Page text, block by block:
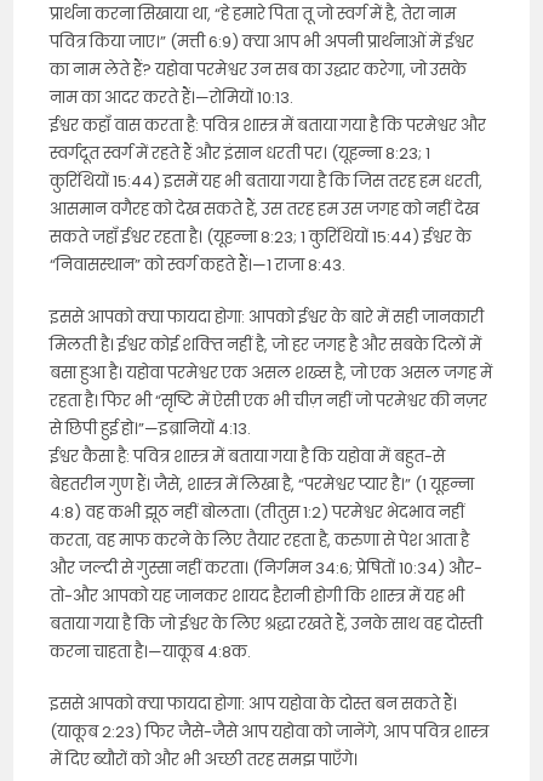
प्रार्थना करना सिखाया था, “हे हमारे पिता तू जो स्वर्ग में है, तेरा नाम
पवित्र किया जाए।” (मत्ती 6:9) क्या आप भी अपनी प्रार्थनाओं में ईश्वर
का नाम लेते हैं? यहोवा परमेश्वर उन सब का उद्धार करेगा, जो उसके
नाम का आदर करते हैं।—रोमियों 10:13.
ईश्वर कहाँ वास करता है: पवित्र शास्त्र में बताया गया है कि परमेश्वर और
स्वर्गदूत स्वर्ग में रहते हैं और इंसान धरती पर। (यूहन्ना 8:23; 1
कुरिंथियों 15:44) इसमें यह भी बताया गया है कि जिस तरह हम धरती,
आसमान वगैरह को देख सकते हैं, उस तरह हम उस जगह को नहीं देख
सकते जहाँ ईश्वर रहता है। (यूहन्ना 8:23; 1 कुरिंथियों 15:44) ईश्वर के
“निवासस्थान” को स्वर्ग कहते हैं।—1 राजा 8:43.
इससे आपको क्या फायदा होगा: आपको ईश्वर के बारे में सही जानकारी
मिलती है। ईश्वर कोई शक्‍ति नहीं है, जो हर जगह है और सबके दिलों में
बसा हुआ है। यहोवा परमेश्वर एक असल शख्स है, जो एक असल जगह में
रहता है। फिर भी “सृष्टि में ऐसी एक भी चीज़ नहीं जो परमेश्वर की नज़र
से छिपी हुई हो।”—इब्रानियों 4:13.
ईश्वर कैसा है: पवित्र शास्त्र में बताया गया है कि यहोवा में बहुत-से
बेहतरीन गुण हैं। जैसे, शास्त्र में लिखा है, “परमेश्वर प्यार है।” (1 यूहन्ना
4:8) वह कभी झूठ नहीं बोलता। (तीतुस 1:2) परमेश्वर भेदभाव नहीं
करता, वह माफ करने के लिए तैयार रहता है, करुणा से पेश आता है
और जल्दी से गुस्सा नहीं करता। (निर्गमन 34:6; प्रेषितों 10:34) और-
तो-और आपको यह जानकर शायद हैरानी होगी कि शास्त्र में यह भी
बताया गया है कि जो ईश्वर के लिए श्रद्धा रखते हैं, उनके साथ वह दोस्ती
करना चाहता है।—याकूब 4:8क.
इससे आपको क्या फायदा होगा: आप यहोवा के दोस्त बन सकते हैं।
(याकूब 2:23) फिर जैसे-जैसे आप यहोवा को जानेंगे, आप पवित्र शास्त्र
में दिए ब्यौरों को और भी अच्छी तरह समझ पाएँगे।